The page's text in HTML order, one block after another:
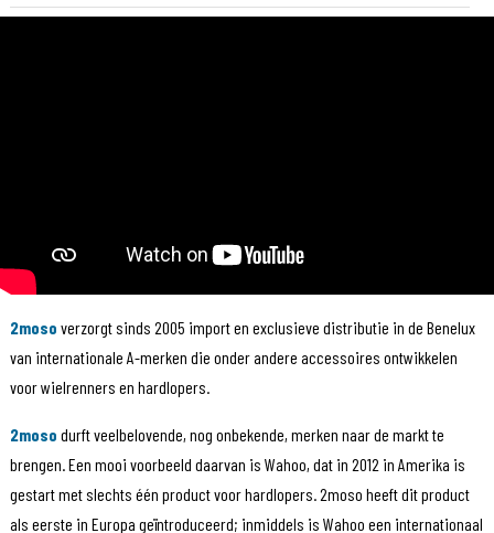
2moso verzorgt sinds 2005 import en exclusieve distributie in de Benelux
van internationale A-merken die onder andere accessoires ontwikkelen
voor wielrenners en hardlopers.
2moso durft veelbelovende, nog onbekende, merken naar de markt te
brengen. Een mooi voorbeeld daarvan is Wahoo, dat in 2012 in Amerika is
gestart met slechts één product voor hardlopers. 2moso heeft dit product
als eerste in Europa geïntroduceerd; inmiddels is Wahoo een internationaal